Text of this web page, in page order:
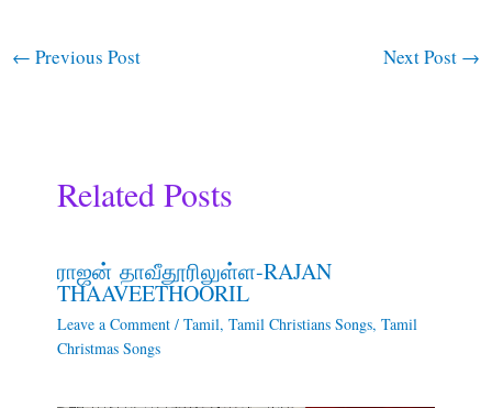
← Previous Post Next Post →
Related Posts
ராஜன் தாவீதூரிலுள்ள-RAJAN
THAAVEETHOORIL
Leave a Comment / Tamil, Tamil Christians Songs, Tamil
Christmas Songs